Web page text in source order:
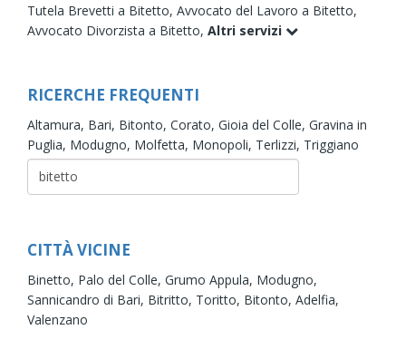
Tutela Brevetti a Bitetto, Avvocato del Lavoro a Bitetto,
Avvocato Divorzista a Bitetto, Altri servizi
RICERCHE FREQUENTI
Altamura, Bari, Bitonto, Corato, Gioia del Colle, Gravina in
Puglia, Modugno, Molfetta, Monopoli, Terlizzi, Triggiano
CITTÀ VICINE
Binetto, Palo del Colle, Grumo Appula, Modugno,
Sannicandro di Bari, Bitritto, Toritto, Bitonto, Adelfia,
Valenzano